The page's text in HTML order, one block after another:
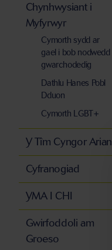
Chynhwysiant i
Myfyrwyr
Cymorth sydd ar
gael i bob nodwedd
gwarchodedig
Dathlu Hanes Pobl
Dduon
Cymorth LGBT+
Y Tîm Cyngor Arian
Cyfranogiad
YMA I CHI
Gwirfoddoli am
Groeso